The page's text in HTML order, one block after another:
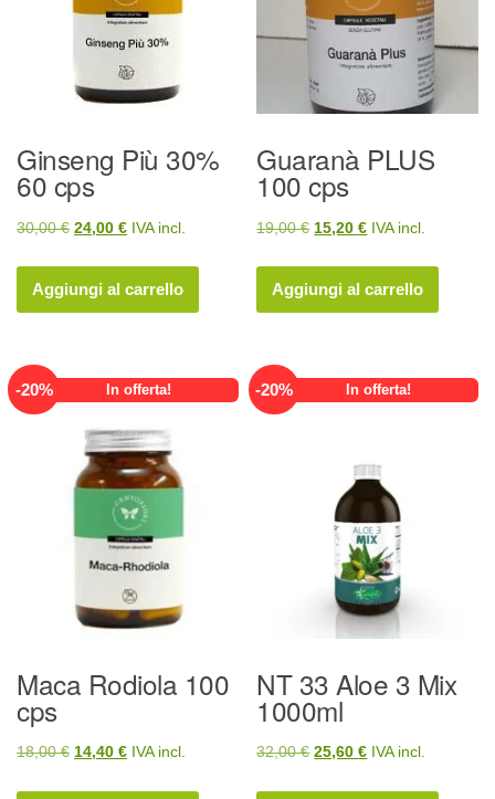
Ginseng Più 30%
60 cps
30,00€ Il
originale
era:
24,00 €Il
attuale
è:
IVA incl.
Aggiungi al carrello
Guaranà PLUS
100 cps
19,00€ Il
originale
era:
15,20€Il
attuale
è:
IVA incl.
Aggiungi al carrello
-20% In offerta!
Maca Rodiola 100
cps
18,00€ Il
14,40 €IlIVA incl.
-20% In offerta!
NT 33 Aloe 3 Mix
1000ml
32,00€ Il
25,60€IlIVA incl.